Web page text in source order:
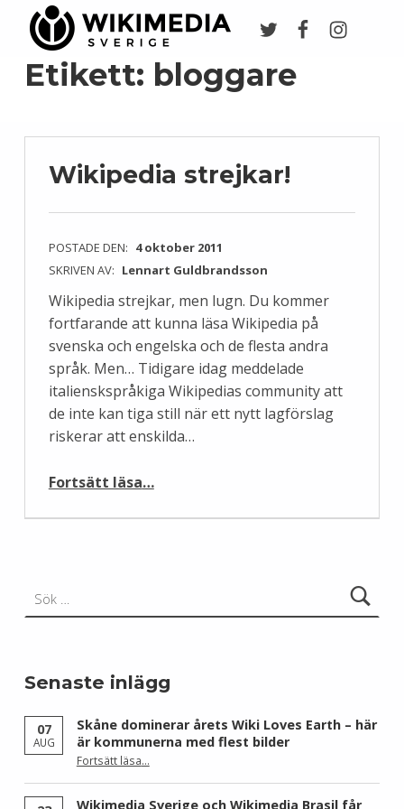
Etikett: bloggare
Wikipedia strejkar!
POSTADE DEN: 4 oktober 2011
SKRIVEN AV: Lennart Guldbrandsson
Wikipedia strejkar, men lugn. Du kommer
fortfarande att kunna läsa Wikipedia på
svenska och engelska och de flesta andra
språk. Men… Tidigare idag meddelade
italienskspråkiga Wikipedias community att
de inte kan tiga still när ett nytt lagförslag
riskerar att enskilda…
Fortsätt läsa…
Senaste inlägg
07
AUG
Skåne dominerar årets Wiki Loves Earth – här
är kommunerna med flest bilder
Fortsätt läsa“Skåne dominerar årets Wiki Loves Earth – här är kommunerna med flest bilder”
…
Wikimedia Sverige och Wikimedia Brasil får